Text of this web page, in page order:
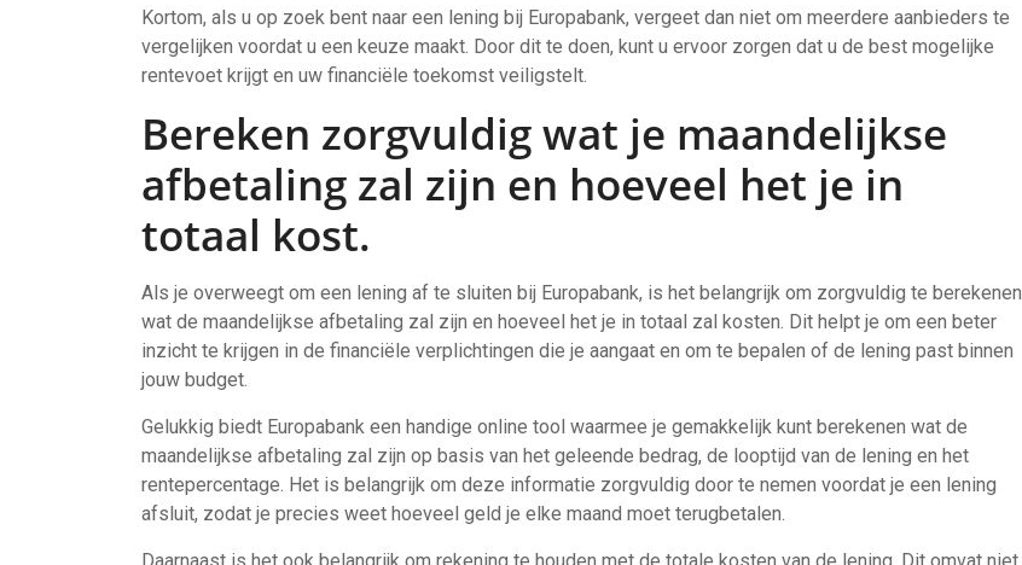
Kortom, als u op zoek bent naar een lening bij Europabank, vergeet dan niet om meerdere aanbieders te
vergelijken voordat u een keuze maakt. Door dit te doen, kunt u ervoor zorgen dat u de best mogelijke
rentevoet krijgt en uw financiële toekomst veiligstelt.
Bereken zorgvuldig wat je maandelijkse
afbetaling zal zijn en hoeveel het je in
totaal kost.
Als je overweegt om een lening af te sluiten bij Europabank, is het belangrijk om zorgvuldig te berekenen
wat de maandelijkse afbetaling zal zijn en hoeveel het je in totaal zal kosten. Dit helpt je om een beter
inzicht te krijgen in de financiële verplichtingen die je aangaat en om te bepalen of de lening past binnen
jouw budget.
Gelukkig biedt Europabank een handige online tool waarmee je gemakkelijk kunt berekenen wat de
maandelijkse afbetaling zal zijn op basis van het geleende bedrag, de looptijd van de lening en het
rentepercentage. Het is belangrijk om deze informatie zorgvuldig door te nemen voordat je een lening
afsluit, zodat je precies weet hoeveel geld je elke maand moet terugbetalen.